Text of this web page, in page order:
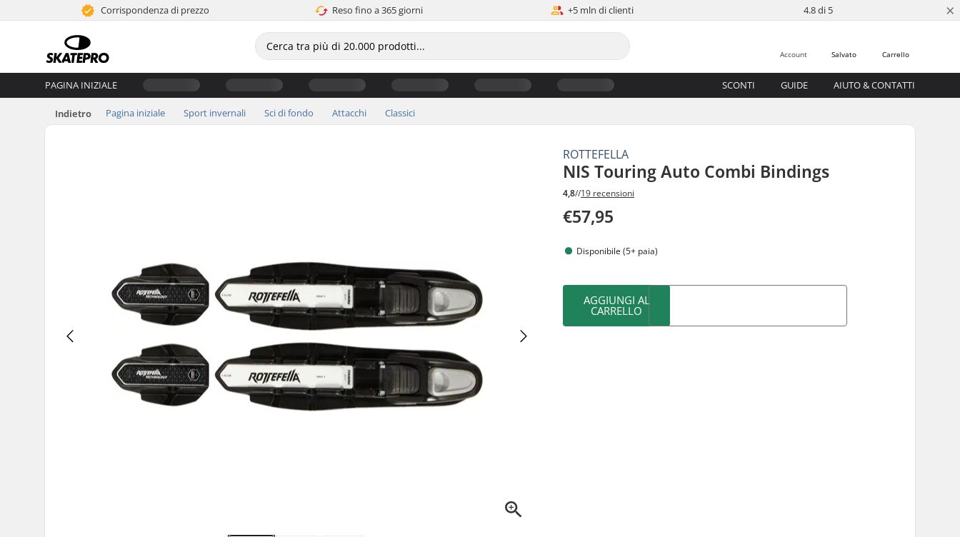
Corrispondenza di prezzo Reso fino a 365 giorni +5 mln di clienti 4.8 di 5 ×
Carrello
Salvato
Account
PAGINA INIZIALE SCONTI GUIDE AIUTO & CONTATTI
Indietro Pagina iniziale Sport invernali Sci di fondo Attacchi Classici
ROTTEFELLA
NIS Touring Auto Combi Bindings
4,8//19 recensioni
€57,95
Disponibile (5+ paia)
AGGIUNGI AL
CARRELLO